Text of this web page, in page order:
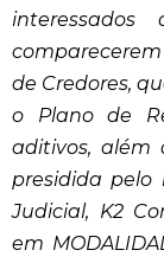
interessados
de Credores,
o Plano de
aditivos, além
presidida pelo
Judicial, K2
em